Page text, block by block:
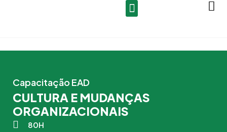
Capacitação EAD
CULTURA E MUDANÇAS
ORGANIZACIONAIS
80H